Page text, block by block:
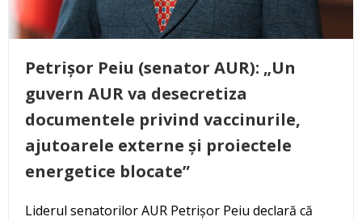
Petrișor Peiu (senator AUR): „Un
guvern AUR va desecretiza
documentele privind vaccinurile,
ajutoarele externe și proiectele
energetice blocate”
Liderul senatorilor AUR Petrișor Peiu declară că